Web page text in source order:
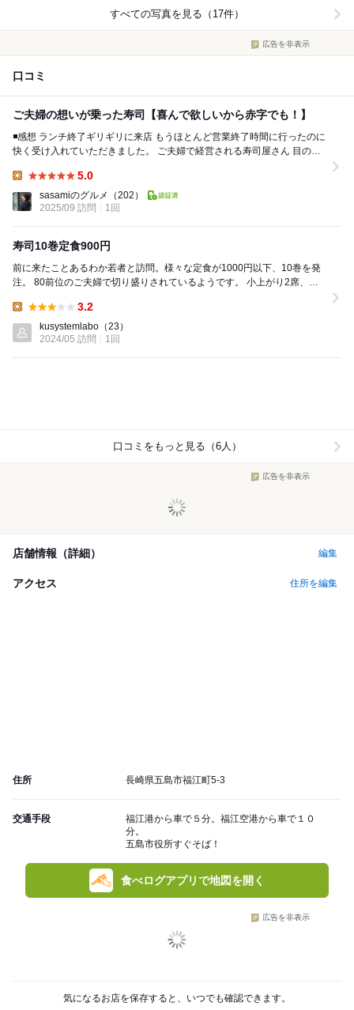
すべての写真を見る（17件）
広告を非表示
口コミ
ご夫婦の想いが乗った寿司【喜んで欲しいから赤字でも！】
◾️感想 ランチ終了ギリギリに来店 もうほとんど営業終了時間に行ったのに
快く受け入れていただきました。 ご夫婦で経営される寿司屋さん 目の前
5.0
sasamiのグルメ
（202）
2025/09 訪問
1回
寿司10巻定食900円
前に来たことあるわか若者と訪問。様々な定食が1000円以下、10巻を発
注。 80前位のご夫婦で切り盛りされているようです。 小上がり2席、カ
3.2
kusystemlabo （23）
2024/05 訪問
1回
口コミをもっと見る（6人）
広告を非表示
店舗情報（詳細） 編集
アクセス 住所を編集
住所 長崎県五島市福江町5-3
交通手段
福江港から車で５分。福江空港から車で１０
分。
五島市役所すぐそば！
食べログアプリで地図を開く
広告を非表示
気になるお店を保存すると、いつでも確認できます。